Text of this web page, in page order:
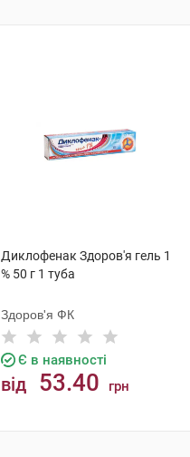
Диклофенак Здоров'я гель 1
% 50 г 1 туба
Здоров'я ФК
Є в наявності
від 53.40 грн